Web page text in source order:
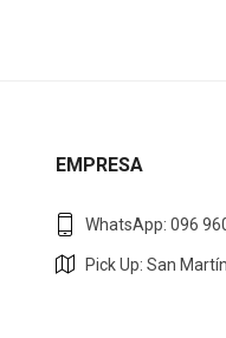
EMPRESA
WhatsApp: 096
Pick Up: San